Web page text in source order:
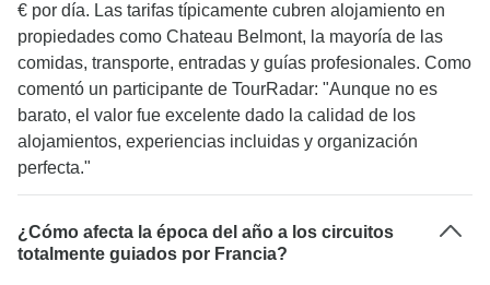
€ por día. Las tarifas típicamente cubren alojamiento en
propiedades como Chateau Belmont, la mayoría de las
comidas, transporte, entradas y guías profesionales. Como
comentó un participante de TourRadar: "Aunque no es
barato, el valor fue excelente dado la calidad de los
alojamientos, experiencias incluidas y organización
perfecta."
¿Cómo afecta la época del año a los circuitos
totalmente guiados por Francia?